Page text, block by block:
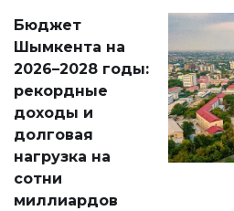
народу
Венесуэлы.
Бюджет
Шымкента на
2026–2028 годы:
рекордные
доходы и
долговая
нагрузка на
сотни
миллиардов